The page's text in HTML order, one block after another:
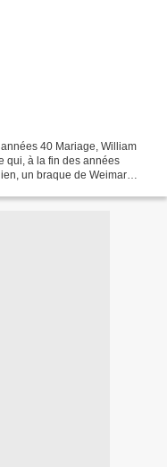
40 Mariage, William
qui, à la fin des années
un braque de Weimar